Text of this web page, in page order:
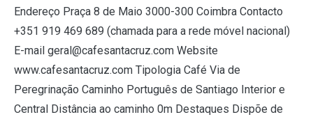
Endereço Praça 8 de Maio 3000-300 Coimbra Contacto
+351 919 469 689 (chamada para a rede móvel nacional)
E-mail geral@cafesantacruz.com Website
www.cafesantacruz.com Tipologia Café Via de
Peregrinação Caminho Português de Santiago Interior e
Central Distância ao caminho 0m Destaques Dispõe de